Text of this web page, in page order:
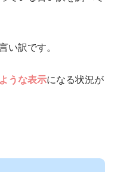
い訳です。
うな表示になる状況が